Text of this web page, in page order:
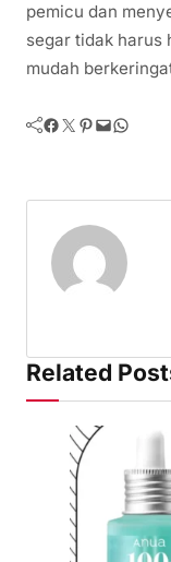
pemicu dan
segar tidak harus
mudah
Facebook Twitter Pinterest Mail WhatsApp
Related